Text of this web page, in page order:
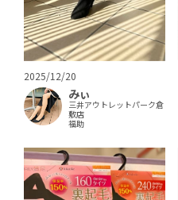
2025/12/20
みぃ
三井アウトレットパーク倉
敷店
福助